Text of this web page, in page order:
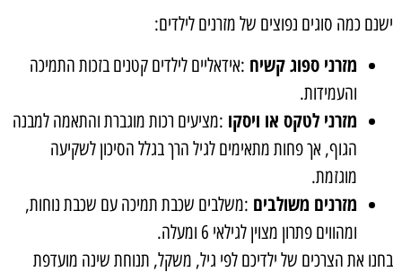
ישנם כמה סוגים נפוצים של מזרנים לילדים:
מזרני ספוג קשיח :אידאליים לילדים קטנים בזכות התמיכה
והעמידות.
מזרני לטקס או ויסקו :מציעים רכות מוגברת והתאמה למבנה
הגוף, אך פחות מתאימים לגיל הרך בגלל הסיכון לשקיעה
מוגזמת.
מזרנים משולבים :משלבים שכבת תמיכה עם שכבת נוחות,
ומהווים פתרון מצוין לגילאי 6 ומעלה
.
בחנו את הצרכים של ילדיכם לפי גיל, משקל, תנוחת שינה מועדפת